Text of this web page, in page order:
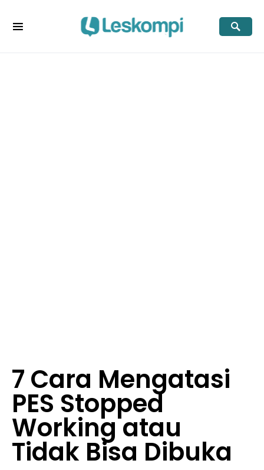
7 Cara Mengatasi
PES Stopped
Working atau
Tidak Bisa Dibuka